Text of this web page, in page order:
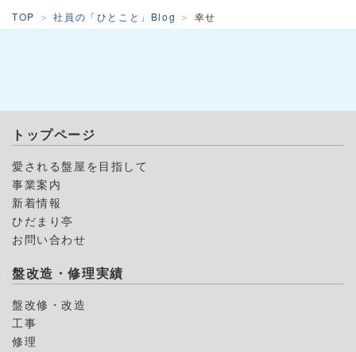
TOP 社員の「ひとこと」Blog 幸せ
トップページ
愛される盤屋を目指して
事業案内
新着情報
ひだまり亭
お問い合わせ
盤改造・修理実績
盤改修・改造
工事
修理